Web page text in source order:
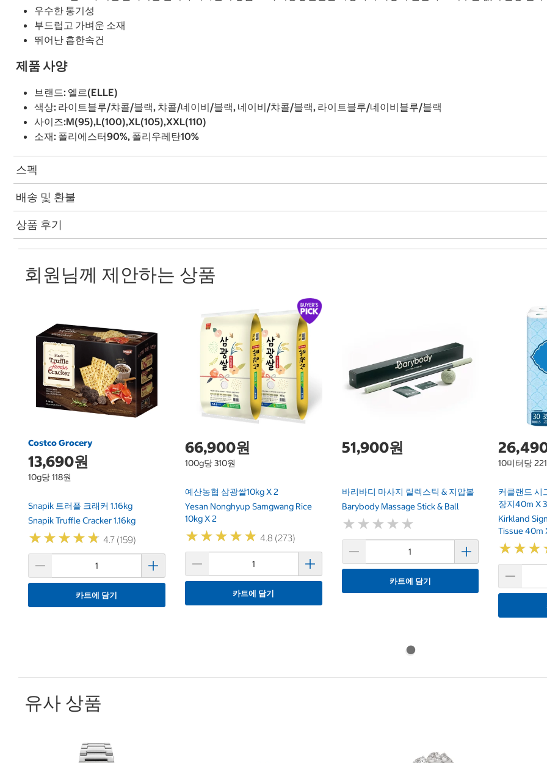
우수한 통기성
부드럽고 가벼운 소재
뛰어난 흡한속건
제품 사양
브랜드: 엘르(ELLE)
색상: 라이트블루/챠콜/블랙, 챠콜/네이비/블랙, 네이비/챠콜/블랙, 라이트블루/네이비블루/블랙
사이즈:M(95),L(100),XL(105),XXL(110)
소재: 폴리에스터90%, 폴리우레탄10%
스펙
배송 및 환불
상품 후기
회원님께 제안하는 상품
Costco Grocery
13,690원
10g당 118원
Snapik 트러플 크래커 1.16kg
Snapik Truffle Cracker 1.16kg
★★★★★
★★★★★ 4.7 (159)
카트에 담기
66,900원
100g당 310원
예산농협 삼광쌀10kg X 2
Yesan Nonghyup Samgwang Rice
10kg X 2
★★★★★
★★★★★ 4.8 (273)
카트에 담기
51,900원
바리바디 마사지 릴렉스틱 & 지압볼
Barybody Massage Stick & Ball
★ ★ ★ ★ ★
★ ★ ★ ★ ★
카트에 담기
10미터당
커클랜드 시
장지40m X
Kirkland
Tissue 40m
★★★
★★★
유사 상품